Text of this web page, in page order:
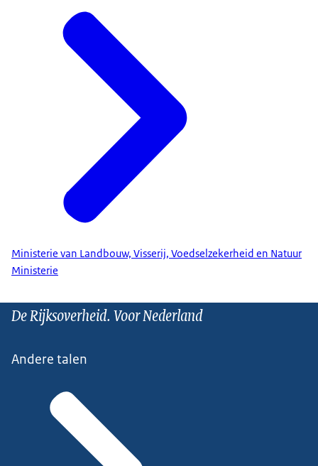
Ministerie van Landbouw, Visserij, Voedselzekerheid en Natuur
Ministerie
De Rijksoverheid. Voor Nederland
Andere talen